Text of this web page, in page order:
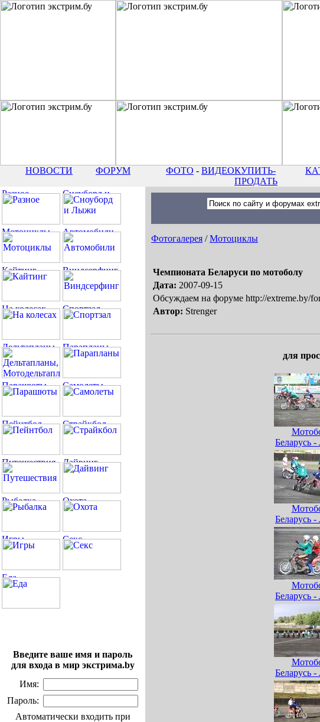
НОВОСТИ ФОРУМ ФОТО - ВИДЕОКУПИТЬ-
ПРОДАТЬ
Введите ваше имя и пароль
для входа в мир экстрима.by
Имя:
Пароль:
Автоматически входить при
Фотогалерея /Мотоциклы
Чемпионата Беларуси по мотоболу
Дата: 2007-09-15
Обсуждаем на форуме http://extreme.by/
Автор: Strenger
для
Беларусь -
Беларусь -
Беларусь -
Беларусь -